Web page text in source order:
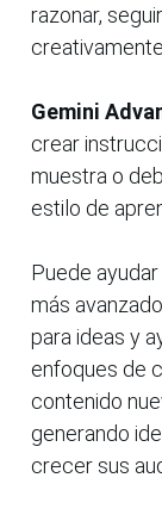
razonar,
creativamente.
Gemini
crear
muestra o
estilo de
Puede
más
para ideas y
enfoques de
contenido
generando
crecer sus